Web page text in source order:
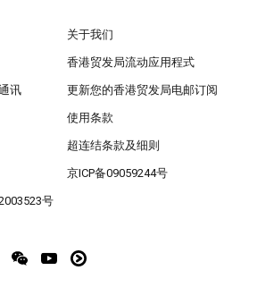
关于我们
香港贸发局流动应用程式
讯 更新您的香港贸发局电邮订阅
使用条款
超连结条款及细则
京ICP备09059244号
号